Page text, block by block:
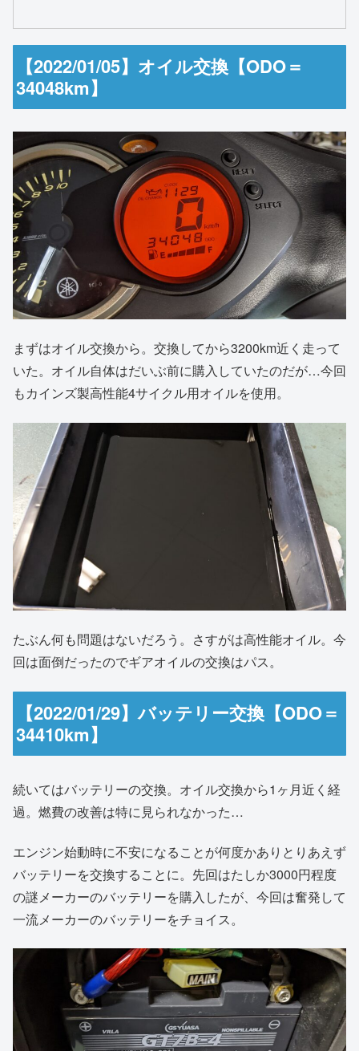
【2022/01/05】オイル交換【ODO＝
34048km】
まずはオイル交換から。交換してから3200km近く走って
いた。オイル自体はだいぶ前に購入していたのだが…今回
もカインズ製高性能4サイクル用オイルを使用。
たぶん何も問題はないだろう。さすがは高性能オイル。今
回は面倒だったのでギアオイルの交換はパス。
【2022/01/29】バッテリー交換【ODO＝
34410km】
続いてはバッテリーの交換。オイル交換から1ヶ月近く経
過。燃費の改善は特に見られなかった…
エンジン始動時に不安になることが何度かありとりあえず
バッテリーを交換することに。先回はたしか3000円程度
の謎メーカーのバッテリーを購入したが、今回は奮発して
一流メーカーのバッテリーをチョイス。